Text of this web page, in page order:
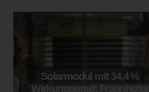
Solarmodul mit 34,4 %
Wirkungsgrad: Fraunhofer